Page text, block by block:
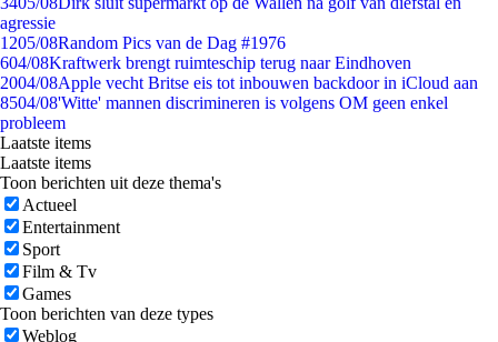
agressie
1205/08Random Pics van de Dag #1976
604/08Kraftwerk brengt ruimteschip terug naar Eindhoven
2004/08Apple vecht Britse eis tot inbouwen backdoor in iCloud aan
8504/08'Witte' mannen discrimineren is volgens OM geen enkel
probleem
Laatste items
Laatste items
Toon berichten uit deze thema's
Actueel
Entertainment
Sport
Film & Tv
Games
Toon berichten van deze types
Weblog